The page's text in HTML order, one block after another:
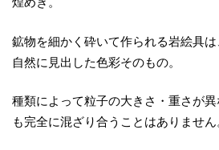
鉱物を細かく砕いて作られる岩絵具
自然に見出した色彩そのもの。
種類によって粒子の大きさ・重さが
も完全に混ざり合うことはありません